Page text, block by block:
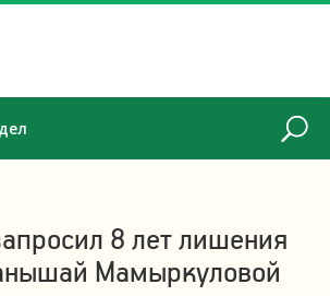
8 лет лишения
Мамыркуловой